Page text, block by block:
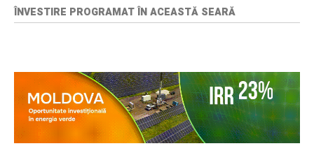
ÎNVESTIRE PROGRAMAT ÎN ACEASTĂ SEARĂ